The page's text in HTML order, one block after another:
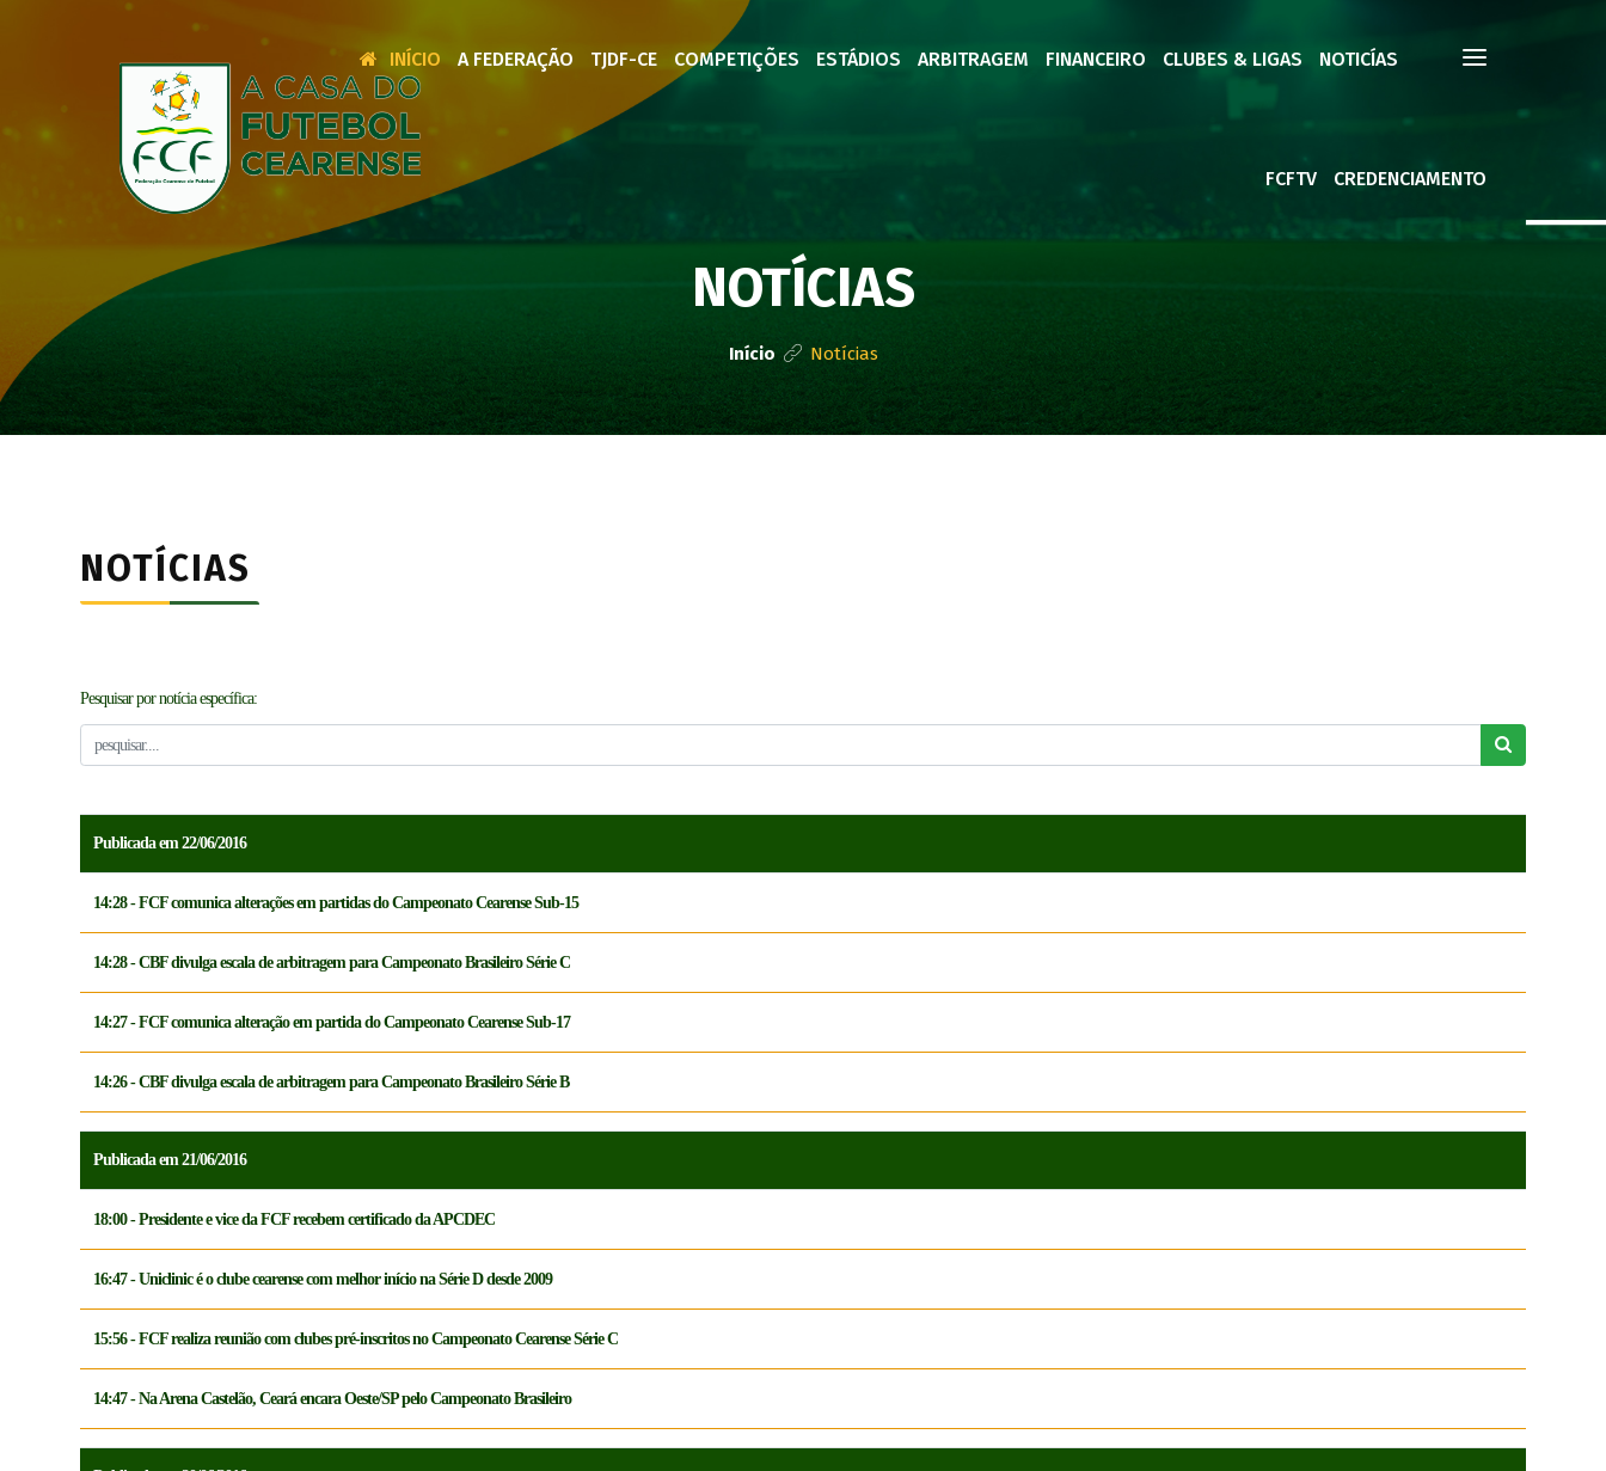
INÍCIO A FEDERAÇÃO TJDF-CE COMPETIÇÕES ESTÁDIOS ARBITRAGEM FINANCEIRO CLUBES & LIGAS NOTICÍAS
FCFTV CREDENCIAMENTO
NOTÍCIAS
Início Notícias
NOTÍCIAS
Pesquisar por notícia específica:
Publicada em 22/06/2016
14:28 - FCF comunica alterações em partidas do Campeonato Cearense Sub-15
14:28 - CBF divulga escala de arbitragem para Campeonato Brasileiro Série C
14:27 - FCF comunica alteração em partida do Campeonato Cearense Sub-17
14:26 - CBF divulga escala de arbitragem para Campeonato Brasileiro Série B
Publicada em 21/06/2016
18:00 - Presidente e vice da FCF recebem certificado da APCDEC
16:47 - Uniclinic é o clube cearense com melhor início na Série D desde 2009
15:56 - FCF realiza reunião com clubes pré-inscritos no Campeonato Cearense Série C
14:47 - Na Arena Castelão, Ceará encara Oeste/SP pelo Campeonato Brasileiro